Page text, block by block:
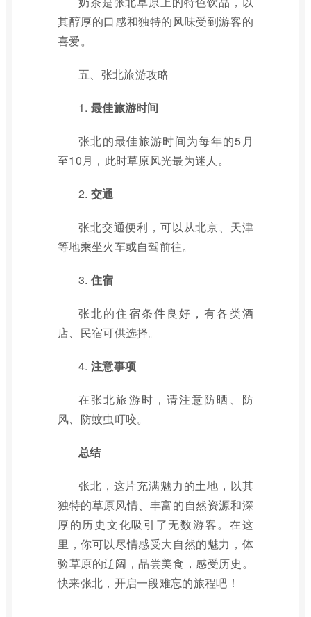
其醇厚的口感和独特的风味受到游客的
喜爱。
五、张北旅游攻略
1. 最佳旅游时间
张北的最佳旅游时间为每年的5月
至10月，此时草原风光最为迷人。
2. 交通
张北交通便利，可以从北京、天津
等地乘坐火车或自驾前往。
3. 住宿
张北的住宿条件良好，有各类酒
店、民宿可供选择。
4. 注意事项
在张北旅游时，请注意防晒、防
风、防蚊虫叮咬。
总结
张北，这片充满魅力的土地，以其
独特的草原风情、丰富的自然资源和深
厚的历史文化吸引了无数游客。在这
里，你可以尽情感受大自然的魅力，体
验草原的辽阔，品尝美食，感受历史。
快来张北，开启一段难忘的旅程吧！